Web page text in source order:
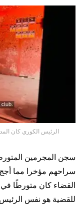
الرئيس الكوري كان
سجن المجرمين
سراحهم مؤخرا مما
القضاء كان متورطًا
للقضية هو نفس الرئيس